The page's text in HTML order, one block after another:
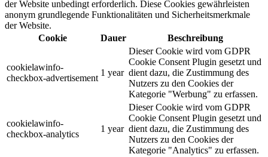
der Website unbedingt erforderlich. Diese Cookies gewährleisten
anonym grundlegende Funktionalitäten und Sicherheitsmerkmale
der Website.
Cookie
Dauer Beschreibung
cookielawinfo-
checkbox-advertisement
1 year
Dieser Cookie wird vom GDPR
Cookie Consent Plugin gesetzt und
dient dazu, die Zustimmung des
Nutzers zu den Cookies der
Kategorie "Werbung" zu erfassen.
cookielawinfo-
checkbox-analytics
1 year
Dieser Cookie wird vom GDPR
Cookie Consent Plugin gesetzt und
dient dazu, die Zustimmung des
Nutzers zu den Cookies der
Kategorie "Analytics" zu erfassen.